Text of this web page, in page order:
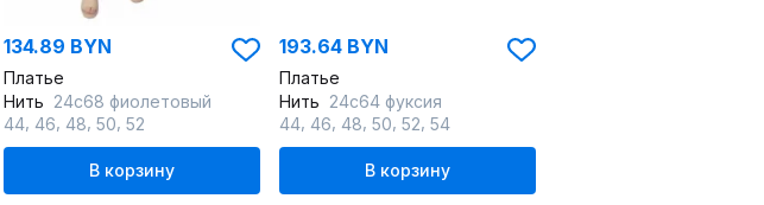
134.89 BYN
Платье
Нить 24с68 фиолетовый
44 46 48 50 52
В корзину
193.64 BYN
Платье
Нить 24с64 фуксия
44 46 48 50 52 54
В корзину